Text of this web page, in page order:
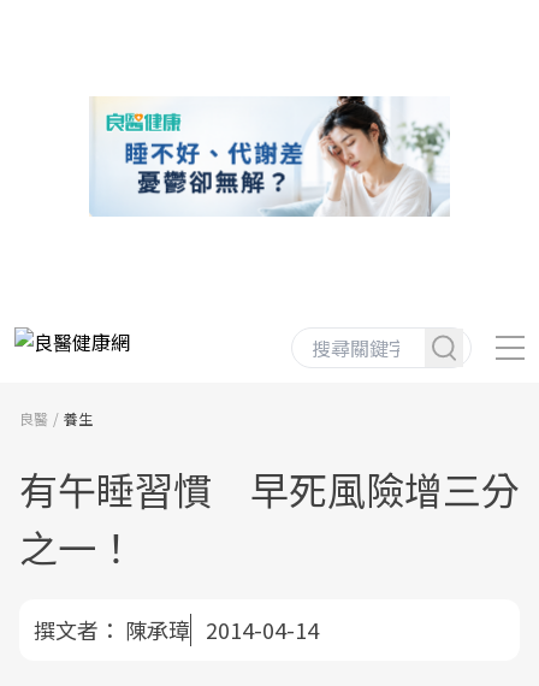
良醫 養生
有午睡習慣 早死風險增三分
之一！
撰文者： 陳承璋 2014-04-14